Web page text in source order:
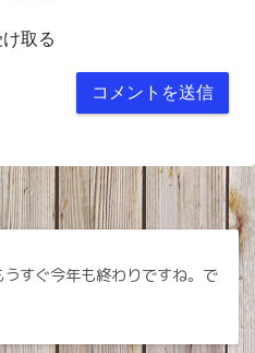
取る
すぐ今年も終わりですね。で